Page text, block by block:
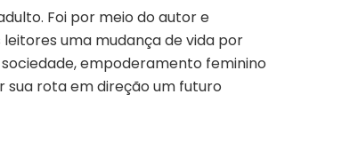
Foi por meio do autor e
uma mudança de vida por
empoderamento feminino
sua rota em direção um futuro